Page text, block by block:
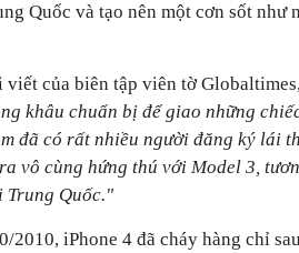
Quốc và tạo nên một cơn sốt
viết của biên tập viên tờ
khâu chuẩn bị để giao những
đã có rất nhiều người đăng ký lái
vô cùng hứng thú với Model 3,
Trung Quốc."
2010, iPhone 4 đã cháy hàng chỉ